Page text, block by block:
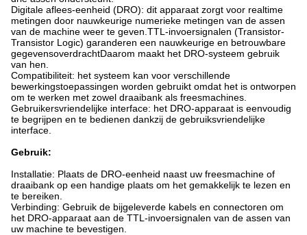
Digitale aflees-eenheid (DRO): dit apparaat zorgt voor realtime
metingen door nauwkeurige numerieke metingen van de assen
van de machine weer te geven.TTL-invoersignalen (Transistor-
Transistor Logic) garanderen een nauwkeurige en betrouwbare
gegevensoverdrachtDaarom maakt het DRO-systeem gebruik
van hen.
Compatibiliteit: het systeem kan voor verschillende
bewerkingstoepassingen worden gebruikt omdat het is ontworpen
om te werken met zowel draaibank als freesmachines.
Gebruikersvriendelijke interface: het DRO-apparaat is eenvoudig
te begrijpen en te bedienen dankzij de gebruiksvriendelijke
interface.
Gebruik:
Installatie: Plaats de DRO-eenheid naast uw freesmachine of
draaibank op een handige plaats om het gemakkelijk te lezen en
te bereiken.
Verbinding: Gebruik de bijgeleverde kabels en connectoren om
het DRO-apparaat aan de TTL-invoersignalen van de assen van
uw machine te bevestigen.